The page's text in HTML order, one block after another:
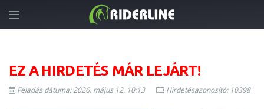
EZ A HIRDETÉS MÁR LEJÁRT!
Feladás dátuma: 2026. május 12. 10:13 Hirdetésazonosító: 10398